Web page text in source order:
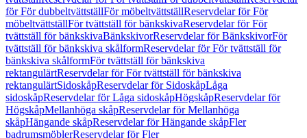
för För dubbeltvättställFör möbeltvättställReservdelar för För
möbeltvättställFör tvättställ för bänkskivaReservdelar för För
tvättställ för bänkskivaBänkskivorReservdelar för BänkskivorFör
tvättställ för bänkskiva skålformReservdelar för För tvättställ för
bänkskiva skålformFör tvättställ för bänkskiva
rektangulärtReservdelar för För tvättställ för bänkskiva
rektangulärtSidoskåpReservdelar för SidoskåpLåga
sidoskåpReservdelar för Låga sidoskåpHögskåpReservdelar för
HögskåpMellanhöga skåpReservdelar för Mellanhöga
skåpHängande skåpReservdelar för Hängande skåpFler
badrumsmöblerReservdelar för Fler